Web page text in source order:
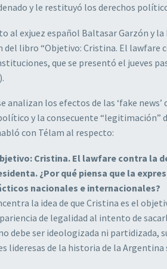
y le restituyó los derechos
al exjuez español Baltasar Garzón y
del libro “Objetivo: Cristina. El lawfare
que se presentó el jueves
analizan los efectos de las ‘fake
y la consecuente “legitimación”
con Télam al respecto:
Cristina. El lawfare contra la
¿Por qué piensa que la
nacionales e internacionales?
la idea de que Cristina es el
de legalidad al intento de
debe ser ideologizada ni partidizada,
lideresas de la historia de la